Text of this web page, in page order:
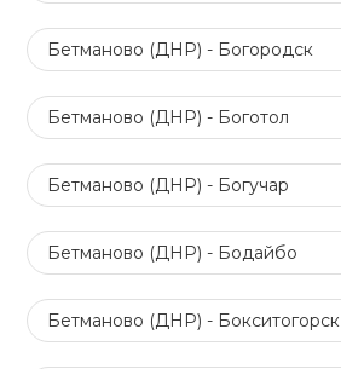
Бетманово (ДНР) - Богородск
Бетманово (ДНР) - Боготол
Бетманово (ДНР) - Богучар
Бетманово (ДНР) - Бодайбо
Бетманово (ДНР) - Бокситогорск